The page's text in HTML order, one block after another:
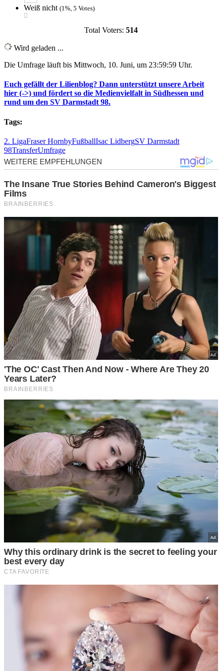
Weiß nicht (1%, 5 Votes)
Total Voters: 514
Wird geladen ...
Die Umfrage läuft bis Mittwoch, 10. Juni, um 23:59:59 Uhr.
Euch gefällt der Lilienblog? Dann unterstützt unsere Arbeit
hier (->) und fördert so die Medienvielfalt in Südhessen und
rund um den SV Darmstadt 98.
Tags:
2. LigaFraser HornbyFußballIsac LidbergSV Darmstadt
98TransferUmfrage